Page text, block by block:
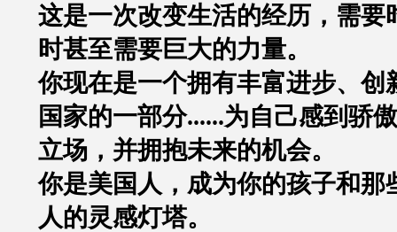
这是一次改变生活的经历，需要
时甚至需要巨大的力量。
你现在是一个拥有丰富进步、创
国家的一部分......为自己感到骄
立场，并拥抱未来的机会。
你是美国人， 成为你的孩子和那
人的灵感灯塔。